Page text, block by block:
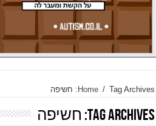
Home / Tag Archives: חשיפה
Tag Archives: חשיפה